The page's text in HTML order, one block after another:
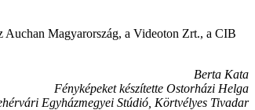
Auchan Magyarország, a Videoton Zrt., a CIB
Berta Kata
Fényképeket készítette Ostorházi Helga
Egyházmegyei Stúdió, Körtvélyes Tivadar